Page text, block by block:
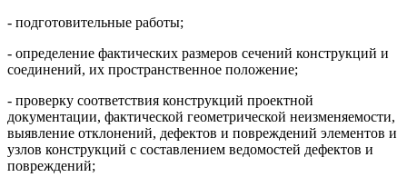
- подготовительные работы;
- определение фактических размеров сечений конструкций и
соединений, их пространственное положение;
- проверку соответствия конструкций проектной
документации, фактической геометрической неизменяемости,
выявление отклонений, дефектов и повреждений элементов и
узлов конструкций с составлением ведомостей дефектов и
повреждений;